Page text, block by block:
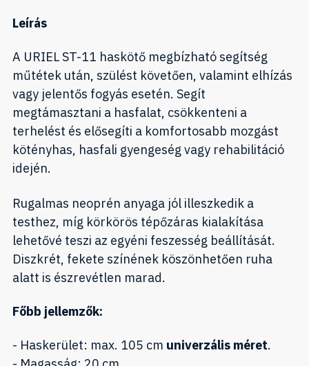
Leírás
A URIEL ST-11 haskötő megbízható segítség
műtétek után, szülést követően, valamint elhízás
vagy jelentős fogyás esetén. Segít
megtámasztani a hasfalat, csökkenteni a
terhelést és elősegíti a komfortosabb mozgást
kötényhas, hasfali gyengeség vagy rehabilitáció
idején.
Rugalmas neoprén anyaga jól illeszkedik a
testhez, míg körkörös tépőzáras kialakítása
lehetővé teszi az egyéni feszesség beállítását.
Diszkrét, fekete színének köszönhetően ruha
alatt is észrevétlen marad.
Főbb jellemzők:
- Haskerület: max. 105 cm univerzális méret.